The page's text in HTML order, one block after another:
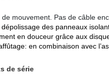
mouvement. Pas de câble
des panneaux
en douceur grâce aux
en combinaison avec
de série